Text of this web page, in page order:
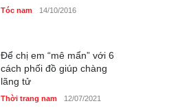
Tóc nam 14/10/2016
Để chị em “mê mẩn” với 6
cách phối đồ giúp chàng
lãng tử
Thời trang nam 12/07/2021